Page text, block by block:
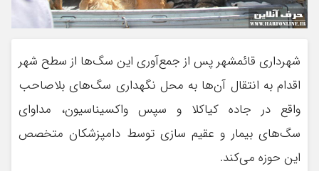
شهرداری قائمشهر پس از جمع‌آوری این سگ‌ها از سطح شهر
اقدام به انتقال آن‌ها به محل نگهداری سگ‌های بلاصاحب
واقع در جاده کیاکلا و سپس واکسیناسیون، مداوای
سگ‌های بیمار و عقیم سازی توسط دامپزشکان متخصص
این حوزه می‌کند.